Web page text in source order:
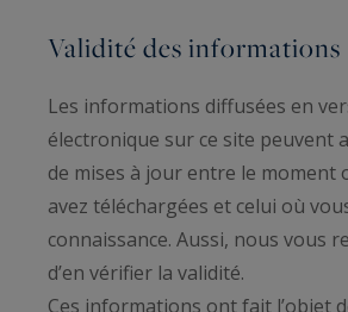
Validité des informations
Les informations diffusées en
électronique sur ce site peuvent
de mises à jour entre le moment
avez téléchargées et celui où
connaissance. Aussi, nous vous
d’en vérifier la validité.
Ces informations ont fait l’objet